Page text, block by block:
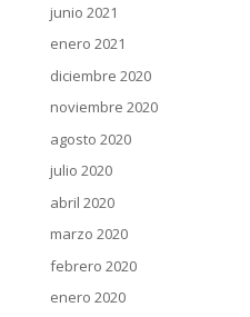
junio 2021
enero 2021
diciembre 2020
noviembre 2020
agosto 2020
julio 2020
abril 2020
marzo 2020
febrero 2020
enero 2020